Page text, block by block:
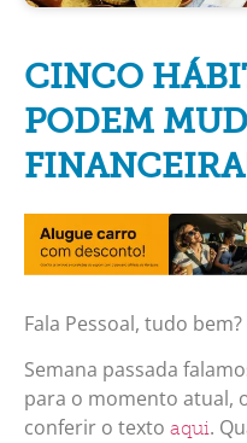
CINCO
PODEM
Fala Pessoal, tudo bem?
Semana passada
para o momento atual,
conferir o texto aqui.